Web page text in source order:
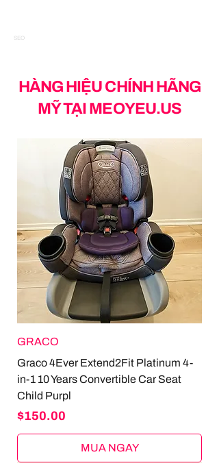
SEO
HÀNG HIỆU CHÍNH HÃNG
MỸ TẠI MEOYEU.US
GRACO
Graco 4Ever Extend2Fit Platinum 4-
in-1 10 Years Convertible Car Seat
Child Purpl
Price
$150.00
MUA NGAY